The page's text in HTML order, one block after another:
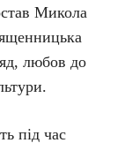
Микола
любов до
під час